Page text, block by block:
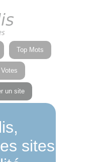
Top Mots
un site
sites